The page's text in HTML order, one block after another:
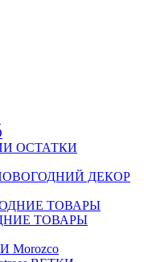
ОСТАТКИ
ДЕКОР
ТОВАРЫ
Morozco